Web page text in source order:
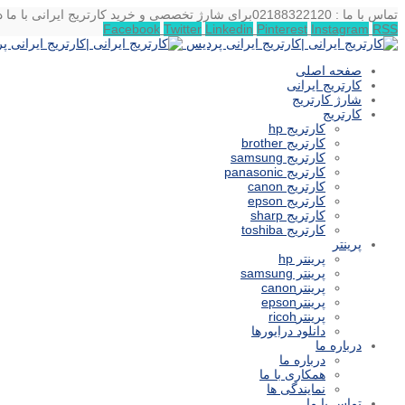
تماس با ما : 02188322120
برای شارژ تخصصی و خرید کارتریج ایرانی با ما
Facebook Twitter Linkedin Pinterest Instagram RSS
صفحه اصلی
کارتریج ایرانی
شارژ کارتریج
کارتریج
کارتریج hp
کارتریج brother
کارتریج samsung
کارتریج panasonic
کارتریج canon
کارتریج epson
کارتریج sharp
کارتریج toshiba
پرینتر
پرینتر hp
پرینتر samsung
پرینترcanon
پرینترepson
پرینترricoh
دانلود درایورها
درباره ما
درباره ما
همکاری با ما
نمایندگی ها